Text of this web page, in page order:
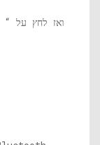
5. ואז לחץ על “